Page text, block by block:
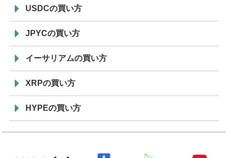
USDCの買い方
JPYCの買い方
イーサリアムの買い方
XRPの買い方
HYPEの買い方